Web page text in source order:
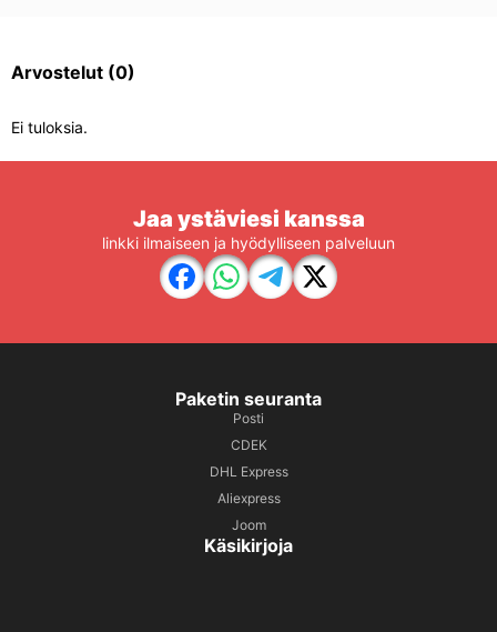
Arvostelut (0)
Ei tuloksia.
Jaa ystäviesi kanssa
linkki ilmaiseen ja hyödylliseen palveluun
Paketin seuranta
Posti
CDEK
DHL Express
Aliexpress
Joom
Käsikirjoja